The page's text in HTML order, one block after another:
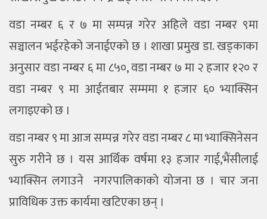
वडा नम्बर ६ र ७ मा सम्पन्न गरेर अहिले वडा नम्बर ९मा
सञ्चालन भईरहेको जनाईएको छ । शाखा प्रमुख डा. खड्काका
अनुसार वडा नम्बर ६ मा ८५०, वडा नम्बर ७ मा २ हजार १२० र
वडा नम्बर ९ मा आईतबार सम्ममा १ हजार ६० भ्याक्सिन
लगाइएको छ ।
वडा नम्बर ९ मा आज सम्पन्न गरेर वडा नम्बर ८ मा भ्याक्सिनेसन
सुरु गरीने छ । यस आर्थिक वर्षमा १३ हजार गाई,भैंसीलाई
भ्याक्सिन लगाउने नगरपालिकाको योजना छ । चार जना
प्राविधिक उक्त कार्यमा खटिएका छन् ।